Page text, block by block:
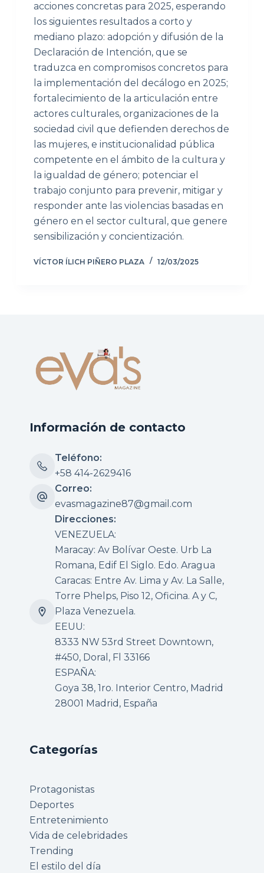
acciones concretas para 2025, esperando
los siguientes resultados a corto y
mediano plazo: adopción y difusión de la
Declaración de Intención, que se
traduzca en compromisos concretos para
la implementación del decálogo en 2025;
fortalecimiento de la articulación entre
actores culturales, organizaciones de la
sociedad civil que defienden derechos de
las mujeres, e institucionalidad pública
competente en el ámbito de la cultura y
la igualdad de género; potenciar el
trabajo conjunto para prevenir, mitigar y
responder ante las violencias basadas en
género en el sector cultural, que genere
sensibilización y concientización.
VÍCTOR ÍLICH PIÑERO PLAZA 12/03/2025
Información de contacto
Teléfono:
+58 414-2629416
Correo:
evasmagazine87@gmail.com
Direcciones:
VENEZUELA:
Maracay: Av Bolívar Oeste. Urb La
Romana, Edif El Siglo. Edo. Aragua
Caracas: Entre Av. Lima y Av. La Salle,
Torre Phelps, Piso 12, Oficina. A y C,
Plaza Venezuela.
EEUU:
8333 NW 53rd Street Downtown,
#450, Doral, Fl 33166
ESPAÑA:
Goya 38, 1ro. Interior Centro, Madrid
28001 Madrid, España
Categorías
Protagonistas
Deportes
Entretenimiento
Vida de celebridades
Trending
El estilo del día